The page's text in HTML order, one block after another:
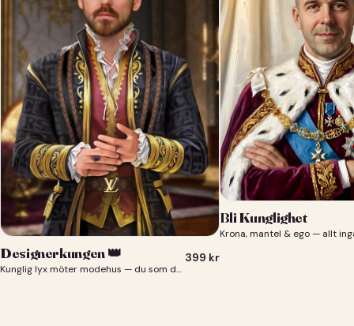
Designerkungen 👑
Kunglig lyx möter modehus — du som designerkung 👑
399 kr
Bli Kunglighet
Krona, mantel & ego — allt